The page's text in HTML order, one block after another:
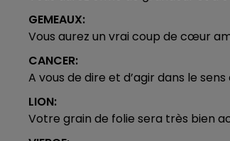
GEMEAUX:
Vous aurez un vrai coup de cœur
CANCER:
A vous de dire et d’agir dans le sens
LION:
Votre grain de folie sera très bien